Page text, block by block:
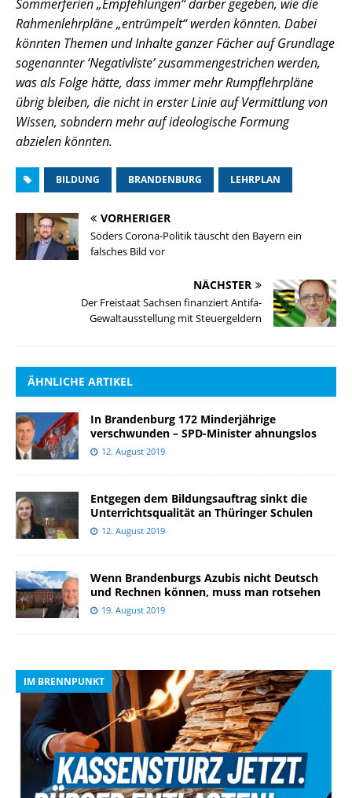
Sommerferien „Empfehlungen“ darber gegeben, wie die
Rahmenlehrpläne „entrümpelt“ werden könnten. Dabei
könnten Themen und Inhalte ganzer Fächer auf Grundlage
sogenannter ‘Negativliste’ zusammengestrichen werden,
was als Folge hätte, dass immer mehr Rumpflehrpläne
übrig bleiben, die nicht in erster Linie auf Vermittlung von
Wissen, sobndern mehr auf ideologische Formung
abzielen könnten.
BILDUNG BRANDENBURG LEHRPLAN
VORHERIGER
Söders Corona-Politik täuscht den Bayern ein
falsches Bild vor
NÄCHSTER
Der Freistaat Sachsen finanziert Antifa-
Gewaltausstellung mit Steuergeldern
ÄHNLICHE ARTIKEL
In Brandenburg 172 Minderjährige
verschwunden – SPD-Minister ahnungslos
12. August 2019
Entgegen dem Bildungsauftrag sinkt die
Unterrichtsqualität an Thüringer Schulen
12. August 2019
Wenn Brandenburgs Azubis nicht Deutsch
und Rechnen können, muss man rotsehen
19. August 2019
IM BRENNPUNKT